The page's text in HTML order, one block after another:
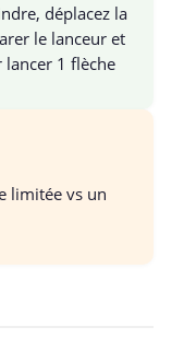
déplacez la
le lanceur et
lancer 1 flèche
limitée vs un